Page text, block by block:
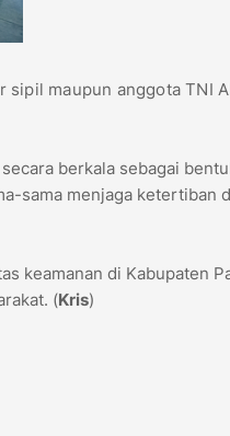
maupun anggota TNI
berkala sebagai
sama menjaga ketertiban
keamanan di Kabupaten
(Kris)